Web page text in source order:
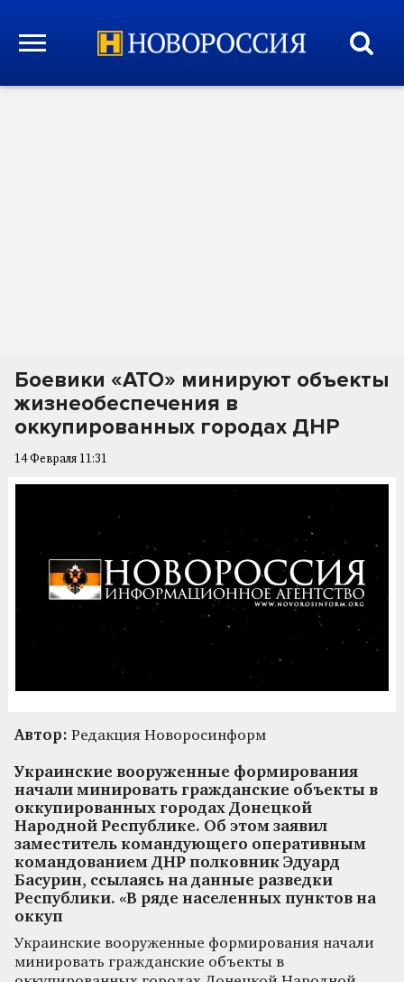
Боевики «АТО» минируют объекты
жизнеобеспечения в
оккупированных городах ДНР
14 Февраля 11:31
Автор: Редакция Новоросинформ
Украинские вооруженные формирования
начали минировать гражданские объекты в
оккупированных городах Донецкой
Народной Республике. Об этом заявил
заместитель командующего оперативным
командованием ДНР полковник Эдуард
Басурин, ссылаясь на данные разведки
Республики. «В ряде населенных пунктов на
оккуп
Украинские вооруженные формирования начали
минировать гражданские объекты в